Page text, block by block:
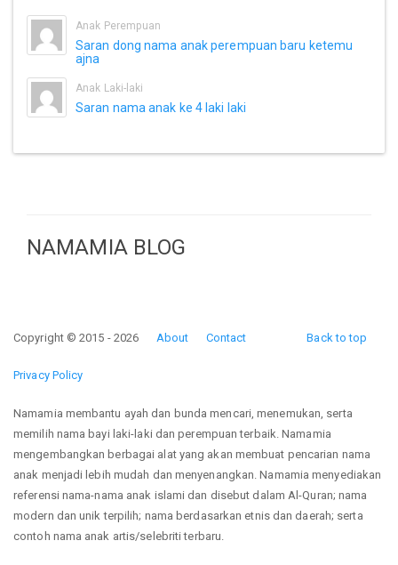
Anak Perempuan
Saran dong nama anak perempuan baru ketemu
ajna
Anak Laki-laki
Saran nama anak ke 4 laki laki
NAMAMIA BLOG
Back to top
Copyright © 2015 - 2026 About Contact
Privacy Policy
Namamia membantu ayah dan bunda mencari, menemukan, serta
memilih nama bayi laki-laki dan perempuan terbaik. Namamia
mengembangkan berbagai alat yang akan membuat pencarian nama
anak menjadi lebih mudah dan menyenangkan. Namamia menyediakan
referensi nama-nama anak islami dan disebut dalam Al-Quran; nama
modern dan unik terpilih; nama berdasarkan etnis dan daerah; serta
contoh nama anak artis/selebriti terbaru.